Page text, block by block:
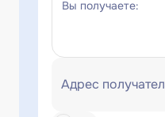
Вы получаете:
Адрес